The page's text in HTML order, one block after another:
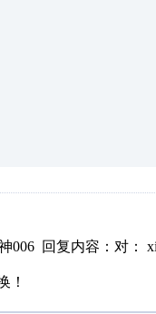
006 回复内容：对：
！